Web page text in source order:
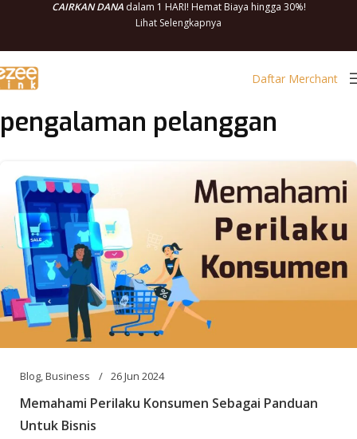
CAIRKAN DANAdalam 1 HARI! Hemat Biaya hingga 30%!
Lihat Selengkapnya
Daftar Merchant
pengalaman pelanggan
Blog,Business 26 Jun 2024
Memahami Perilaku Konsumen Sebagai Panduan
Untuk Bisnis